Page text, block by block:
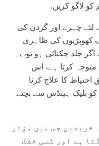
لاگو کریں.
چہرے اور گردن کی
کھوپڑیوں کی ظاہری
جلد چکنائی ہو تو، یہ
کرتا ہے، اس
کا علاج کرنا
بلیک ہینڈس سے بچنے
خریدیں جس میں مؤثر
ہے اور کسی خشک